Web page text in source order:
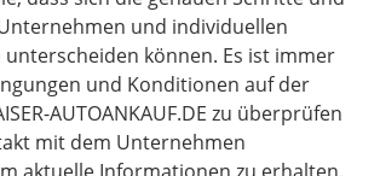
und individuellen
können. Es ist immer
und Konditionen auf der
AUTOANKAUF.DE zu überprüfen
mit dem Unternehmen